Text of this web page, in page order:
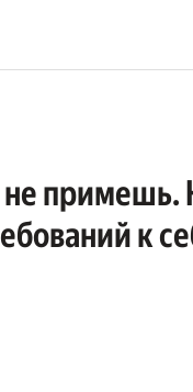
не примешь.
к